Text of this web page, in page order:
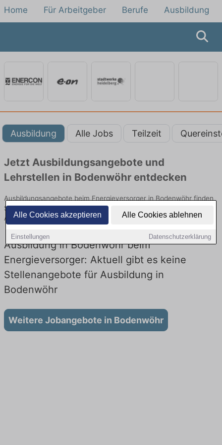
Alle Cookies akzeptieren Alle Cookies ablehnen
Einstellungen Datenschutzerklärung
Home Für Arbeitgeber Berufe Ausbildung
Ausbildung Alle Jobs Teilzeit
Jetzt Ausbildungsangebote und
Lehrstellen in Bodenwöhr entdecken
Ausbildungsangebote beim Energieversorger in Bodenwöhr finden
Sie von namhaften Firmen. Entdecken Sie freie Optionen von Top-
Arbeitgebern und bewerben Sie sich noch heute.
Ausbildung in Bodenwöhr beim
Energieversorger: Aktuell gibt es keine
Stellenangebote für Ausbildung in
Bodenwöhr
Weitere Jobangebote in Bodenwöhr